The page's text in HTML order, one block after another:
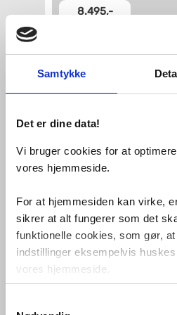
Samtykke
Det er dine data!
Vi bruger cookies for at
vores hjemmeside.
For at hjemmesiden kan virke,
sikrer at alt fungerer som det
funktionelle cookies, som gør,
indstillinger eksempelvis
vores hjemmeside.
Foruden nødvendige og
8.495,-
Grohe komplet
termostat -
VVS nr. Indbygningspakke24-S
Levering 1-2 dage
10.366,-